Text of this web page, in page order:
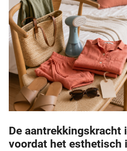
De aantrekkingskracht
voordat het esthetisch